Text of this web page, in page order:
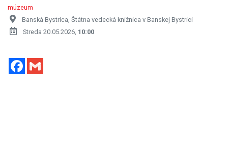
múzeum
Banská Bystrica, Štátna vedecká knižnica v Banskej Bystrici
Streda 20.05.2026, 10:00
Facebook